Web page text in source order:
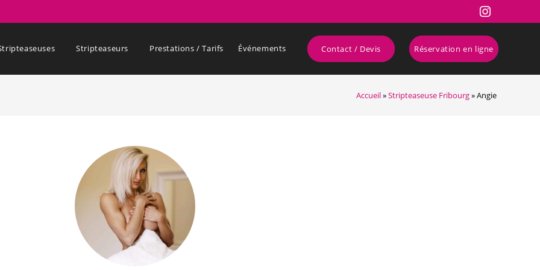
Stripteaseurs Prestations / Tarifs Événements Contact / Devis Réservation en ligne
Accueil»Stripteaseuse Fribourg»Angie